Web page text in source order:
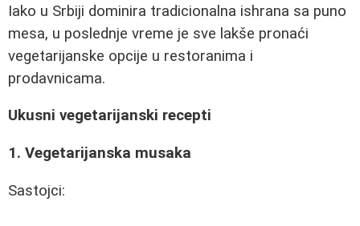
Iako u Srbiji dominira tradicionalna ishrana sa puno
mesa, u poslednje vreme je sve lakše pronaći
vegetarijanske opcije u restoranima i
prodavnicama.
Ukusni vegetarijanski recepti
1. Vegetarijanska musaka
Sastojci: